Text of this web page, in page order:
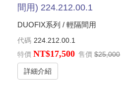
間用) 224.212.00.1
DUOFIX系列 / 輕隔間用
代碼 224.212.00.1
特價 NT$17,500 售價 $25,000
詳細介紹